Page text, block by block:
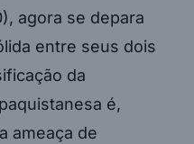
agora se depara
entre seus dois
da
é,
ameaça de